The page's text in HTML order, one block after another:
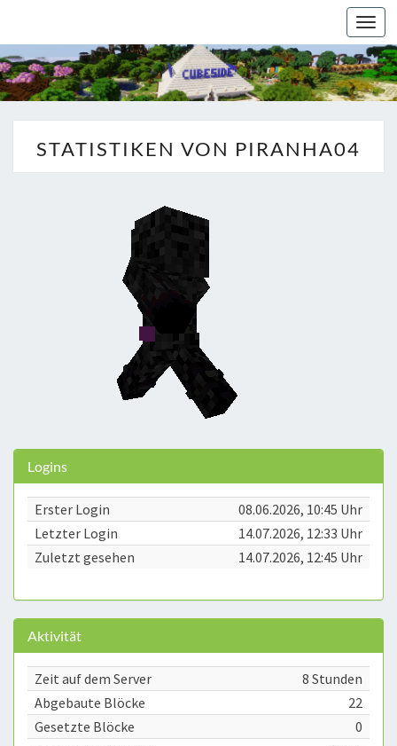
STATISTIKEN VON PIRANHA04
Logins
Erster Login
08.06.2026, 10:45 Uhr
Letzter Login
14.07.2026, 12:33 Uhr
Zuletzt gesehen
14.07.2026, 12:45 Uhr
Aktivität
Zeit auf dem Server
8 Stunden
Abgebaute Blöcke
22
Gesetzte Blöcke
0